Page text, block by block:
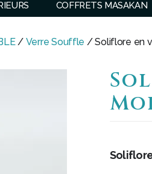
COFFRETS MASAKAN
/ Verre Souffle / Soliflore en